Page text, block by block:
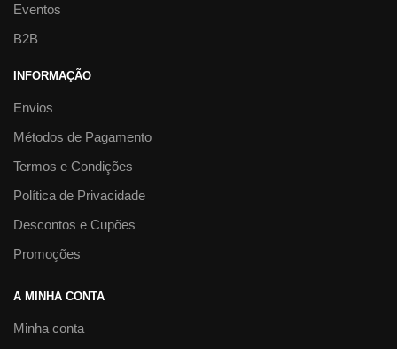
Eventos
B2B
INFORMAÇÃO
Envios
Métodos de Pagamento
Termos e Condições
Política de Privacidade
Descontos e Cupões
Promoções
A MINHA CONTA
Minha conta